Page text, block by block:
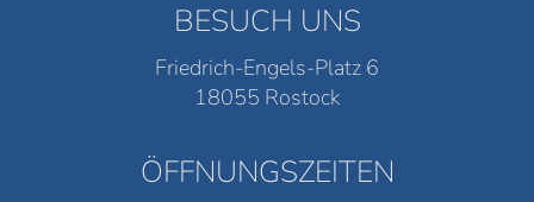
BESUCH UNS
Friedrich-Engels-Platz 6
18055 Rostock
ÖFFNUNGSZEITEN